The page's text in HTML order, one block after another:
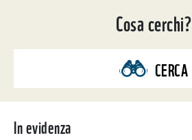
Cosa cerchi?
CERCA
In evidenza